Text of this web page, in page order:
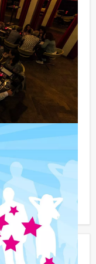
uw drankje af
per uur (excl.
bier, fris,
achteraf niet
Als u
te betalen, kunt u